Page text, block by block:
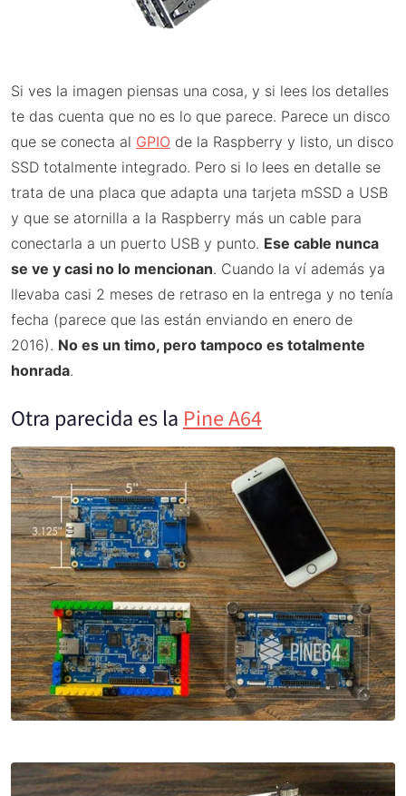
Si ves la imagen piensas una cosa, y si lees los detalles
te das cuenta que no es lo que parece. Parece un disco
que se conecta al GPIO de la Raspberry y listo, un disco
SSD totalmente integrado. Pero si lo lees en detalle se
trata de una placa que adapta una tarjeta mSSD a USB
y que se atornilla a la Raspberry más un cable para
conectarla a un puerto USB y punto. Ese cable nunca
se ve y casi no lo mencionan. Cuando la ví además ya
llevaba casi 2 meses de retraso en la entrega y no tenía
fecha (parece que las están enviando en enero de
2016). No es un timo, pero tampoco es totalmente
honrada.
Otra parecida es la Pine A64